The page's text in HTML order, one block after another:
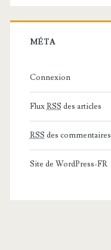
MÉTA
Connexion
FluxRSS des articles
RSS des commentaires
Site de WordPress-FR